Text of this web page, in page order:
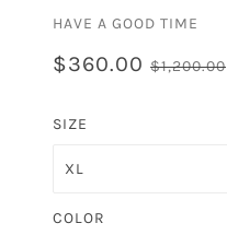
HAVE A GOOD TIME
$360.00 $1,200.00
SIZE
COLOR